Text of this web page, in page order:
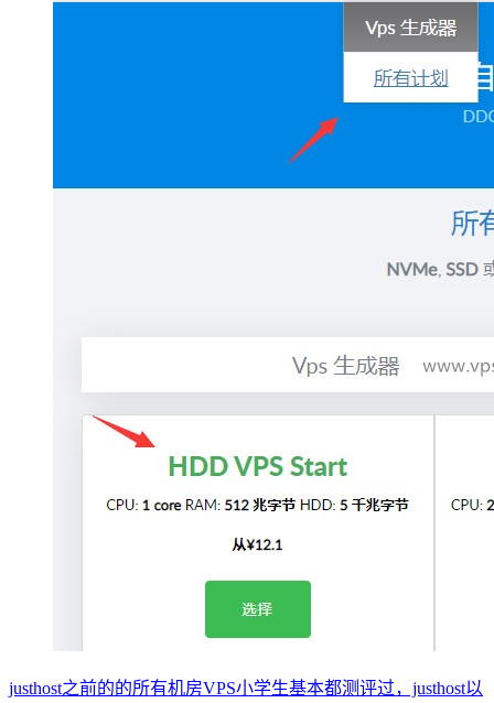
justhost之前的的所有机房VPS小学生基本都测评过，justhost以